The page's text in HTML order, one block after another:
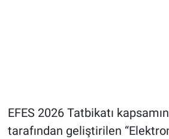
EFES 2026 Tatbikatı
tarafından geliştirilen